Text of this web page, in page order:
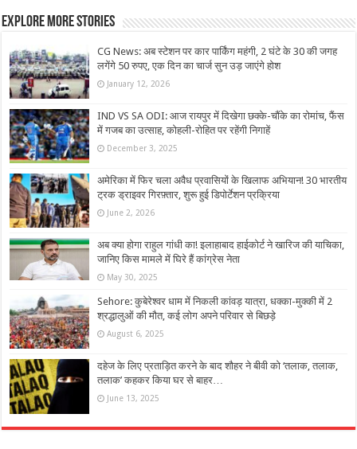
Explore More Stories
CG News: अब स्टेशन पर कार पार्किंग महंगी, 2 घंटे के 30 की जगह
लगेंगे 50 रुपए, एक दिन का चार्ज सुन उड़ जाएंगे होश
January 12, 2026
IND VS SA ODI: आज रायपुर में दिखेगा छक्के-चौंके का रोमांच, फैंस
में गजब का उत्साह, कोहली-रोहित पर रहेंगी निगाहें
December 3, 2025
अमेरिका में फिर चला अवैध प्रवासियों के खिलाफ अभियान! 30 भारतीय
ट्रक ड्राइवर गिरफ़्तार, शुरू हुई डिपोर्टेशन प्रक्रिया
June 2, 2026
अब क्या होगा राहुल गांधी का! इलाहाबाद हाईकोर्ट ने खारिज की याचिका,
जानिए किस मामले में घिरे हैं कांग्रेस नेता
May 30, 2025
Sehore: कुबेरेश्वर धाम में निकली कांवड़ यात्रा, धक्का-मुक्की में 2
श्रद्धालुओं की मौत, कई लोग अपने परिवार से बिछड़े
August 6, 2025
दहेज के लिए प्रताड़ित करने के बाद शौहर ने बीवी को ‘तलाक, तलाक,
तलाक’ कहकर किया घर से बाहर…
June 13, 2025